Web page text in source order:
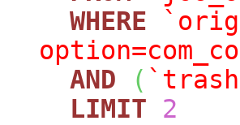
WHERE
AND
(
LIMIT
2